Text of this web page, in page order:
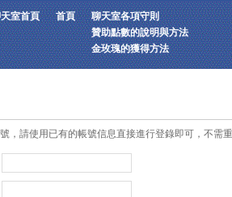
室首頁 首頁
聊天室各項守則
贊助點數的說明與方法
金玫瑰的獲得方法
，請使用已有的帳號信息直接進行登錄即可，不需